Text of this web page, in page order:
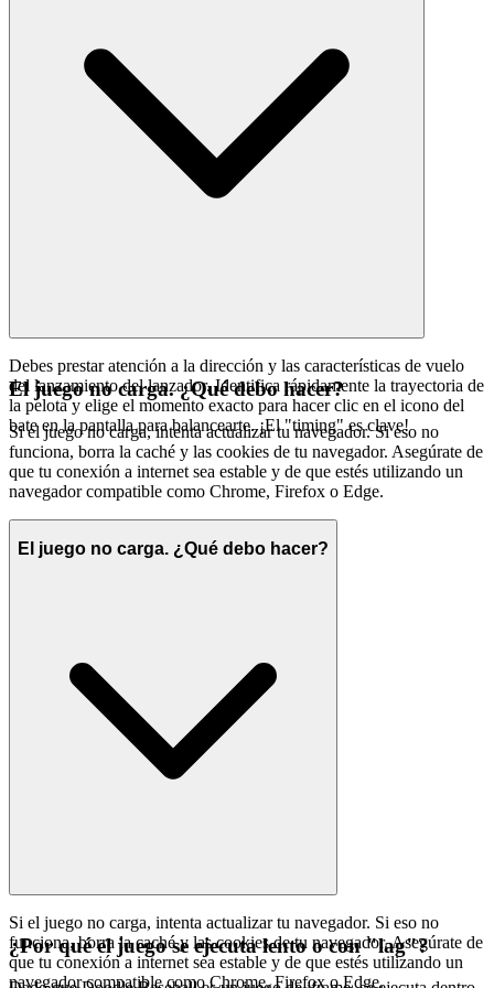
Debes prestar atención a la dirección y las características de vuelo
del lanzamiento del lanzador. Identifica rápidamente la trayectoria de
la pelota y elige el momento exacto para hacer clic en el icono del
bate en la pantalla para balancearte. ¡El "timing" es clave!
El juego no carga. ¿Qué debo hacer?
Si el juego no carga, intenta actualizar tu navegador. Si eso no
funciona, borra la caché y las cookies de tu navegador. Asegúrate de
que tu conexión a internet sea estable y de que estés utilizando un
navegador compatible como Chrome, Firefox o Edge.
El juego no carga. ¿Qué debo hacer?
Si el juego no carga, intenta actualizar tu navegador. Si eso no
funciona, borra la caché y las cookies de tu navegador. Asegúrate de
que tu conexión a internet sea estable y de que estés utilizando un
navegador compatible como Chrome, Firefox o Edge.
¿Por qué el juego se ejecuta lento o con "lag"?